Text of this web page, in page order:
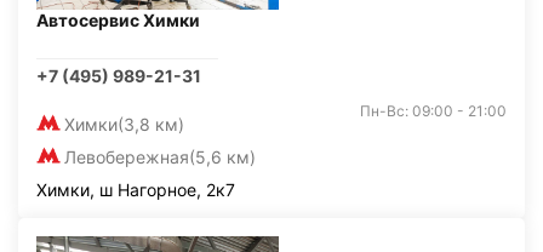
Автосервис Химки
+7 (495) 989-21-31
Химки(3,8 км)
Левобережная(5,6 км)
Пн-Вс: 09:00 - 21:00
Химки, ш Нагорное, 2к7